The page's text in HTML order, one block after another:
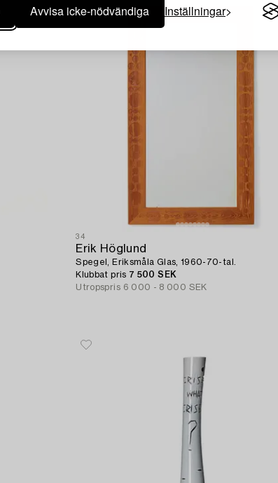
Avvisa icke-nödvändiga Inställningar
34
Erik Höglund
Spegel, Eriksmåla Glas, 1960-70-tal.
Klubbat pris 7 500 SEK
Utropspris 6 000 - 8 000 SEK